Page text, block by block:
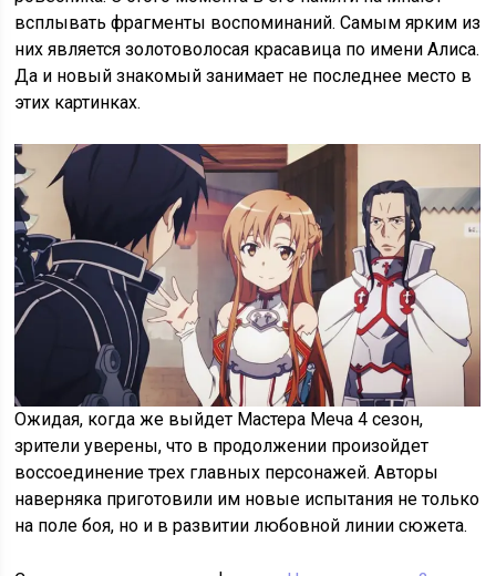
всплывать фрагменты воспоминаний. Самым ярким из
них является золотоволосая красавица по имени Алиса.
Да и новый знакомый занимает не последнее место в
этих картинках.
Ожидая, когда же выйдет Мастера Меча 4 сезон,
зрители уверены, что в продолжении произойдет
воссоединение трех главных персонажей. Авторы
наверняка приготовили им новые испытания не только
на поле боя, но и в развитии любовной линии сюжета.